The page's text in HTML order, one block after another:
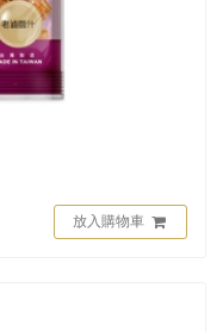
放入購物車